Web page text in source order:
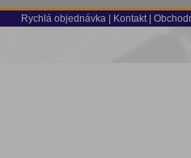
Rychlá objednávka Kontakt